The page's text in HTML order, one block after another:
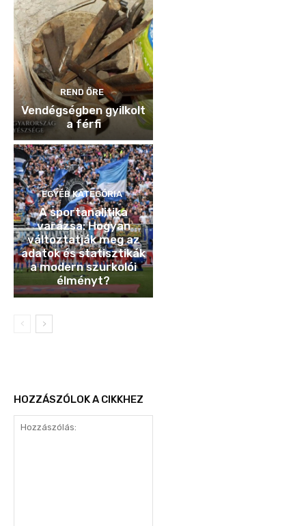
REND ŐRE
Vendégségben gyilkolt
a férfi
EGYÉB KATEGÓRIA
A sportanalitika
varázsa: Hogyan
változtatják meg az
adatok és statisztikák
a modern szurkolói
élményt?
HOZZÁSZÓLOK A CIKKHEZ